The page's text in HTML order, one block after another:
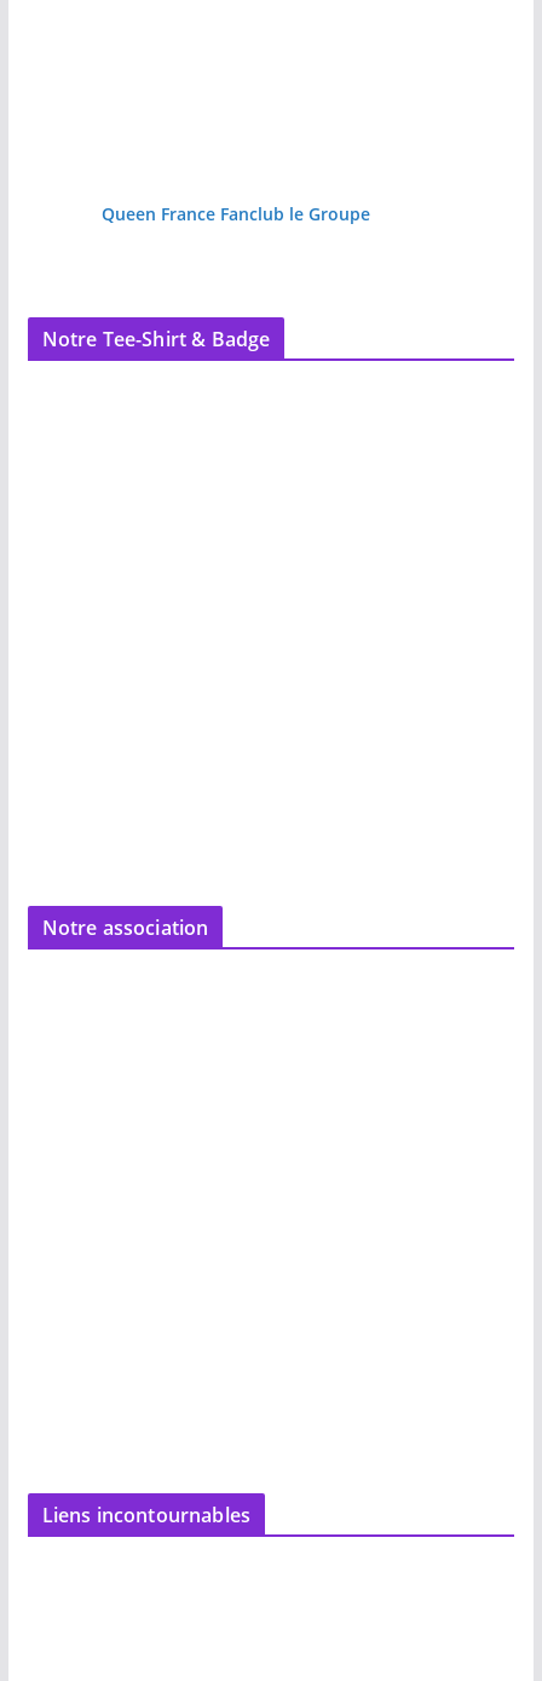
Queen France Fanclub le Groupe
Notre Tee-Shirt & Badge
Notre association
Liens incontournables